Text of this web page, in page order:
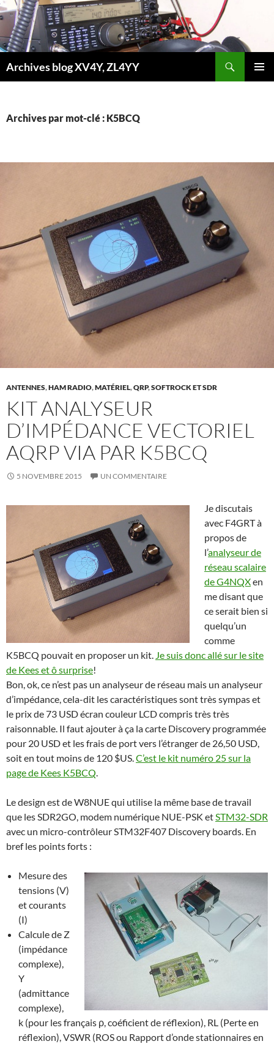
Aller
au
contenu
Archives blog XV4Y, ZL4YY
Archives par mot-clé : K5BCQ
ANTENNES,HAM RADIO,MATÉRIEL,QRP,SOFTROCK ET SDR
KIT ANALYSEUR
D’IMPÉDANCE VECTORIEL
AQRP VIA PAR K5BCQ
5 NOVEMBRE 2015 UN COMMENTAIRE
Je discutais
avec F4GRT à
propos de
l’analyseur de
réseau scalaire
de G4NQXen
me disant que
ce serait bien si
quelqu’un
comme
K5BCQ pouvait en proposer un kit. Je suis donc allé sur le site
de Kees et ô surprise!
Bon, ok, ce n’est pas un analyseur de réseau mais un analyseur
d’impédance, cela-dit les caractéristiques sont très sympas et
le prix de 73 USD écran couleur LCD compris très très
raisonnable. Il faut ajouter à ça la carte Discovery programmée
pour 20 USD et les frais de port vers l’étranger de 26,50 USD,
soit en tout moins de 120 $US.C’est le kit numéro 25 sur la
page de Kees K5BCQ.
Le design est de W8NUE qui utilise la même base de travail
que les SDR2GO, modem numérique NUE-PSK etSTM32-SDR
avec un micro-contrôleur STM32F407 Discovery boards. En
bref les points forts :
Mesure des
tensions (V)
et courants
(I)
Calcule de Z
(impédance
complexe),
Y
(admittance
complexe),
k (pour les français ρ, coéficient de réflexion), RL (Perte en
réflexion), VSWR (ROS ou Rapport d’onde stationnaires en